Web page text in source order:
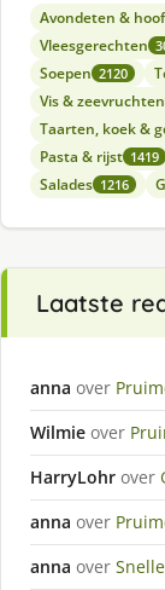
Avondeten &
Vleesgerechten
Soepen 2120
Vis & zeevruchten
Taarten, koek &
Pasta & rijst 1419
Salades 1216
Laatste
anna over
Wilmie over
HarryLohr over
anna over
anna over